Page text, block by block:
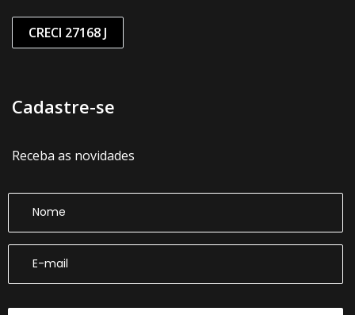
CRECI 27168 J
Cadastre-se
Receba as novidades